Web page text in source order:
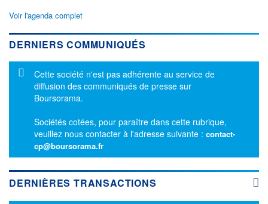
Voir l'agenda complet
DERNIERS COMMUNIQUÉS
Message d'information
Cette société n'est pas adhérente au service de
diffusion des communiqués de presse sur
Boursorama.
Sociétés cotées, pour paraître dans cette rubrique,
veuillez nous contacter à l'adresse suivante : contact-
cp@boursorama.fr
DERNIÈRES TRANSACTIONS